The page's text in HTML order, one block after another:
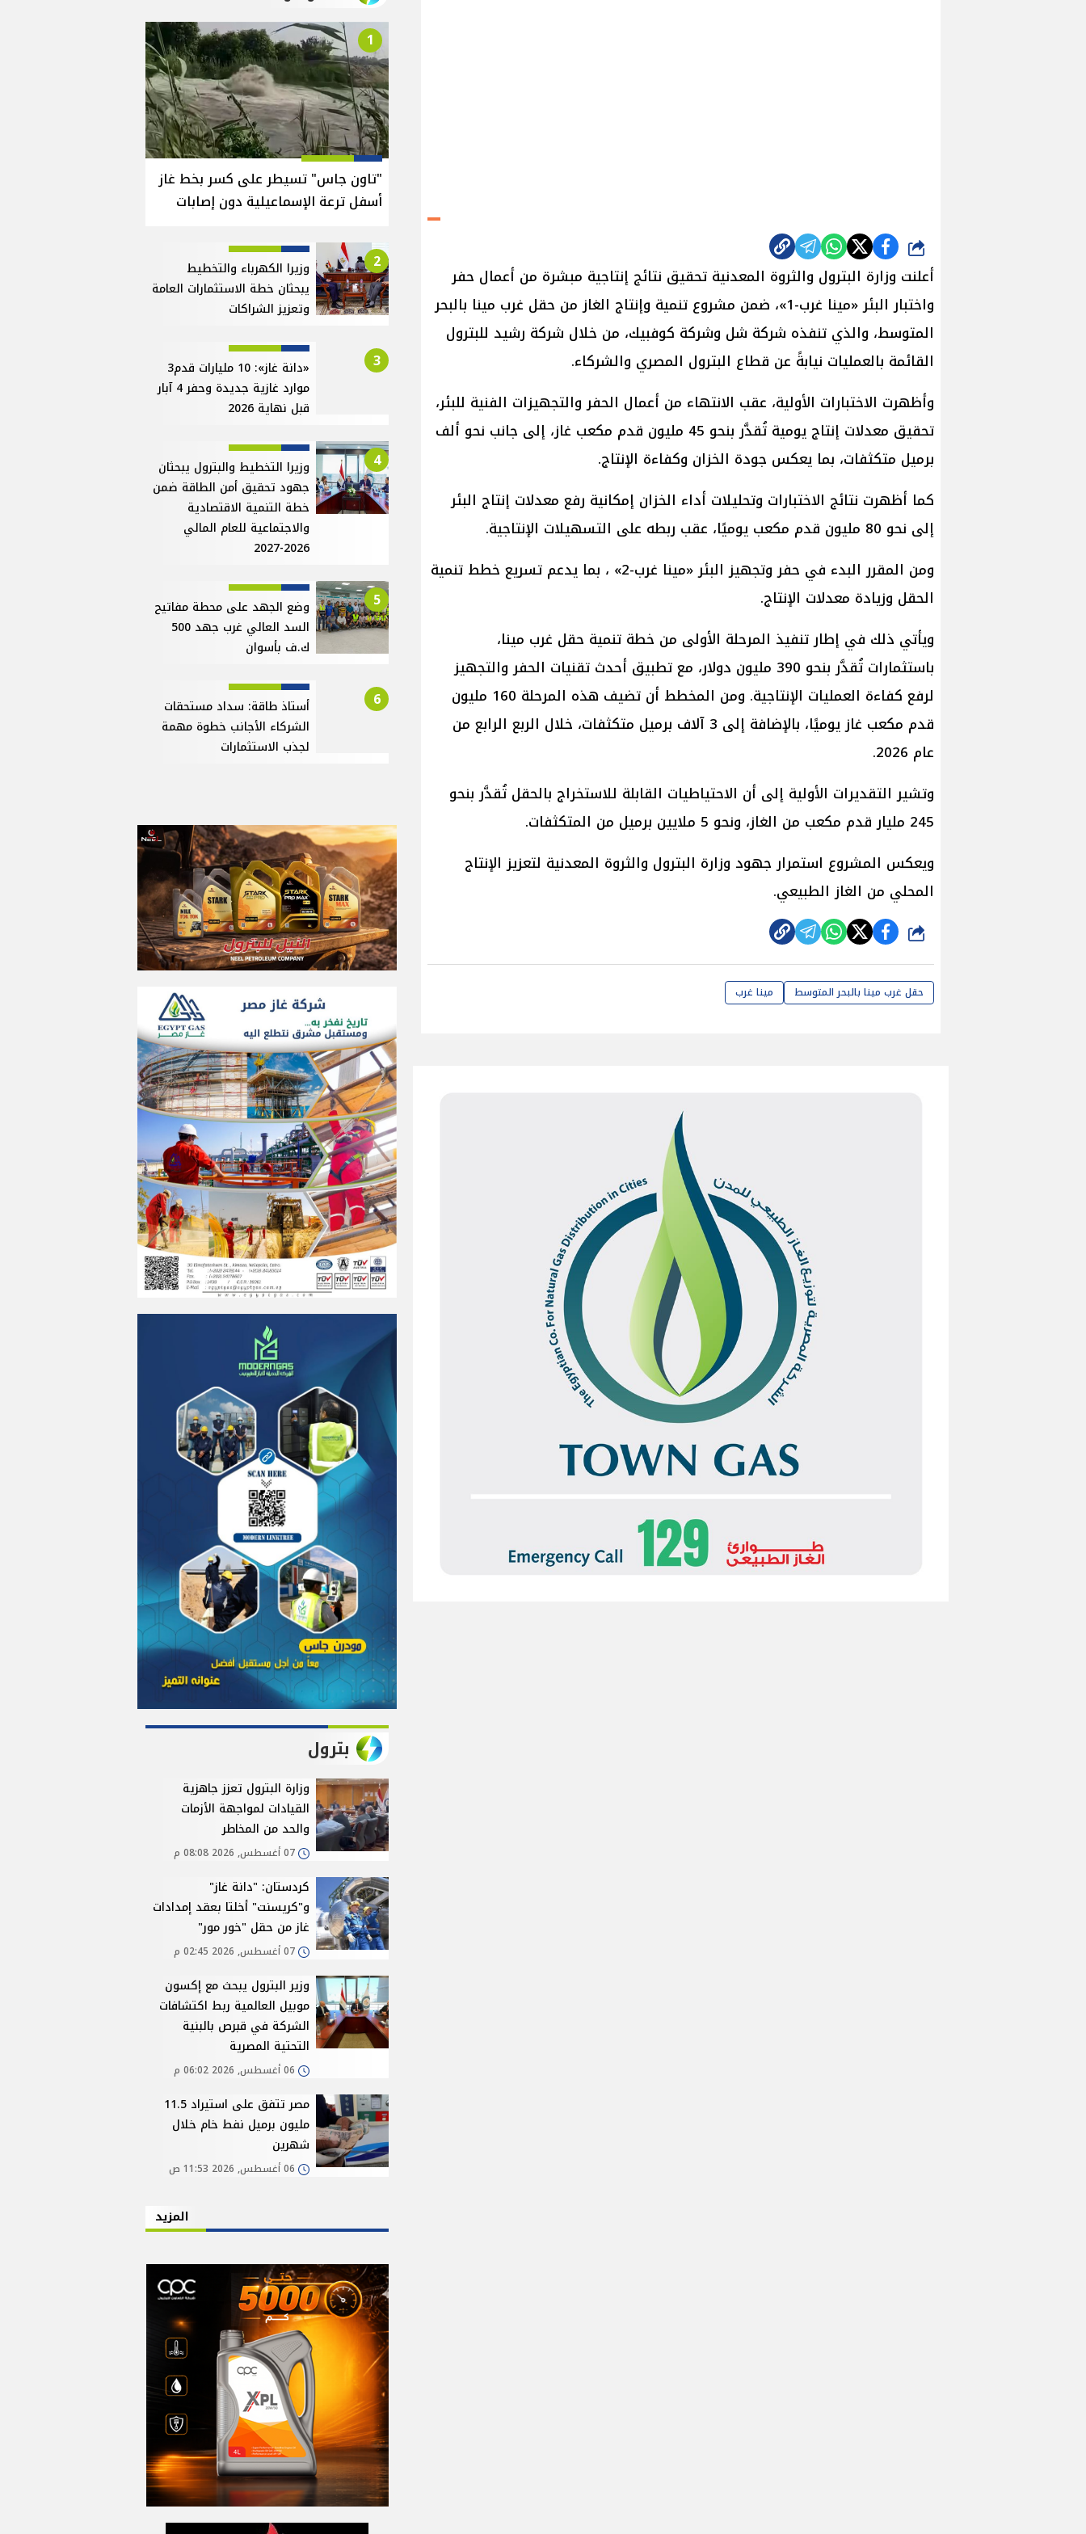
شارك
أعلنت وزارة البترول والثروة المعدنية تحقيق نتائج إنتاجية مبشرة من أعمال حفر
واختبار البئر «مينا غرب-1»، ضمن مشروع تنمية وإنتاج الغاز من حقل غرب مينا بالبحر
المتوسط، والذي تنفذه شركة شل وشركة كوفبيك، من خلال شركة رشيد للبترول
القائمة بالعمليات نيابةً عن قطاع البترول المصري والشركاء.
وأظهرت الاختبارات الأولية، عقب الانتهاء من أعمال الحفر والتجهيزات الفنية للبئر،
تحقيق معدلات إنتاج يومية تُقدَّر بنحو 45 مليون قدم مكعب غاز، إلى جانب نحو ألف
برميل متكثفات، بما يعكس جودة الخزان وكفاءة الإنتاج.
كما أظهرت نتائج الاختبارات وتحليلات أداء الخزان إمكانية رفع معدلات إنتاج البئر
إلى نحو 80 مليون قدم مكعب يوميًا، عقب ربطه على التسهيلات الإنتاجية.
ومن المقرر البدء في حفر وتجهيز البئر «مينا غرب-2» ، بما يدعم تسريع خطط تنمية
الحقل وزيادة معدلات الإنتاج.
ويأتي ذلك في إطار تنفيذ المرحلة الأولى من خطة تنمية حقل غرب مينا،
باستثمارات تُقدَّر بنحو 390 مليون دولار، مع تطبيق أحدث تقنيات الحفر والتجهيز
لرفع كفاءة العمليات الإنتاجية. ومن المخطط أن تضيف هذه المرحلة 160 مليون
قدم مكعب غاز يوميًا، بالإضافة إلى 3 آلاف برميل متكثفات، خلال الربع الرابع من
عام 2026.
وتشير التقديرات الأولية إلى أن الاحتياطيات القابلة للاستخراج بالحقل تُقدَّر بنحو
245 مليار قدم مكعب من الغاز، ونحو 5 ملايين برميل من المتكثفات.
ويعكس المشروع استمرار جهود وزارة البترول والثروة المعدنية لتعزيز الإنتاج
المحلي من الغاز الطبيعي.
شارك
حقل غرب مينا بالبحر المتوسط مينا غرب
1
"تاون جاس" تسيطر على كسر بخط غاز
أسفل ترعة الإسماعيلية دون إصابات
2
وزيرا الكهرباء والتخطيط
يبحثان خطة الاستثمارات العامة
وتعزيز الشراكات
3
«دانة غاز»: 10 مليارات قدم3
موارد غازية جديدة وحفر 4 آبار
قبل نهاية 2026
4
وزيرا التخطيط والبترول يبحثان
جهود تحقيق أمن الطاقة ضمن
خطة التنمية الاقتصادية
والاجتماعية للعام المالي
2026-2027
5
وضع الجهد على محطة مفاتيح
السد العالي غرب جهد 500
ك.ف بأسوان
6
أستاذ طاقة: سداد مستحقات
الشركاء الأجانب خطوة مهمة
لجذب الاستثمارات
بترول
وزارة البترول تعزز جاهزية
القيادات لمواجهة الأزمات
والحد من المخاطر
07 أغسطس, 2026 08:08 م
كردستان: "دانة غاز"
و"كريسنت" أخلتا بعقد إمدادات
غاز من حقل "خور مور"
07 أغسطس, 2026 02:45 م
وزير البترول يبحث مع إكسون
موبيل العالمية ربط اكتشافات
الشركة في قبرص بالبنية
التحتية المصرية
06 أغسطس, 2026 06:02 م
مصر تتفق على استيراد 11.5
مليون برميل نفط خام خلال
شهرين
06 أغسطس, 2026 11:53 ص
المزيد